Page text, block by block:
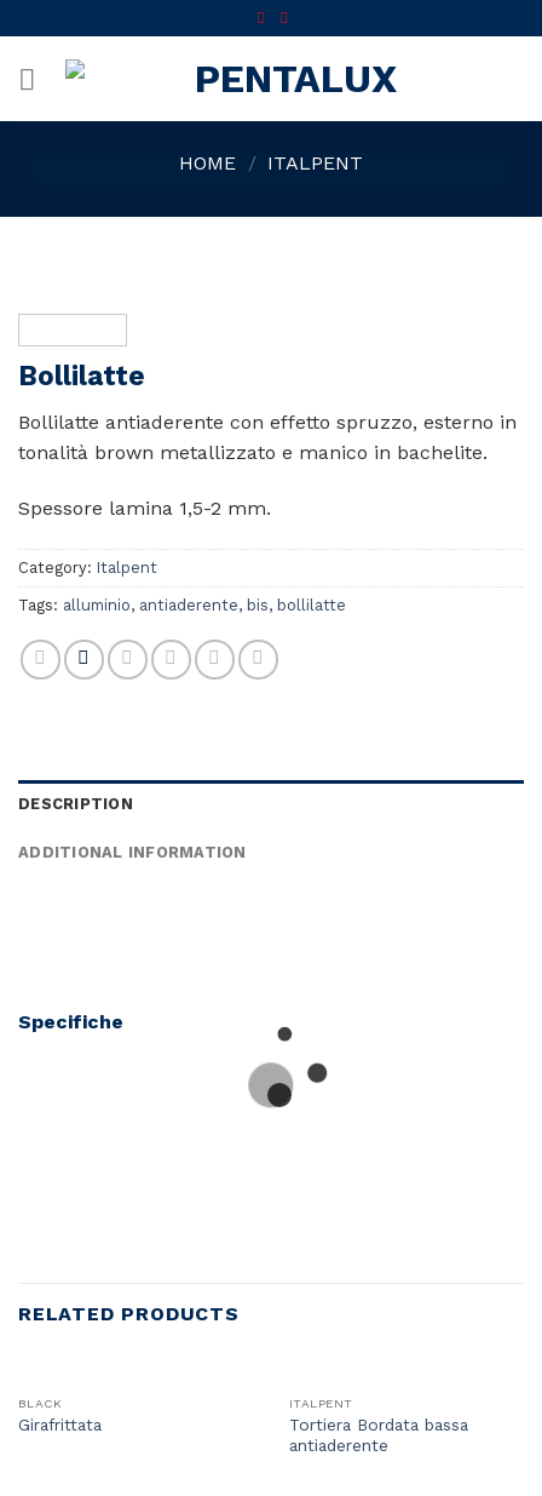
to
content
HOME / ITALPENT
Bollilatte
Bollilatte antiaderente con effetto spruzzo, esterno in
tonalità brown metallizzato e manico in bachelite.
Spessore lamina 1,5-2 mm.
Category: Italpent
Tags: alluminio, antiaderente, bis, bollilatte
DESCRIPTION
ADDITIONAL INFORMATION
Specifiche
RELATED PRODUCTS
BLACK
Girafrittata
ITALPENT
Tortiera Bordata bassa
antiaderente